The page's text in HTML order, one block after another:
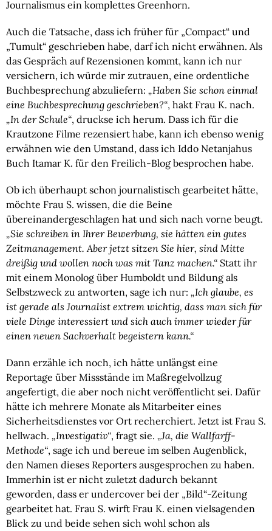
Journalismus ein komplettes Greenhorn.
Auch die Tatsache, dass ich früher für „Compact“ und
„Tumult“ geschrieben habe, darf ich nicht erwähnen. Als
das Gespräch auf Rezensionen kommt, kann ich nur
versichern, ich würde mir zutrauen, eine ordentliche
Buchbesprechung abzuliefern: „Haben Sie schon einmal
eine Buchbesprechung geschrieben?“, hakt Frau K. nach.
„In der Schule“, druckse ich herum. Dass ich für die
Krautzone Filme rezensiert habe, kann ich ebenso wenig
erwähnen wie den Umstand, dass ich Iddo Netanjahus
Buch Itamar K. für den Freilich-Blog besprochen habe.
Ob ich überhaupt schon journalistisch gearbeitet hätte,
möchte Frau S. wissen, die die Beine
übereinandergeschlagen hat und sich nach vorne beugt.
„Sie schreiben in Ihrer Bewerbung, sie hätten ein gutes
Zeitmanagement. Aber jetzt sitzen Sie hier, sind Mitte
dreißig und wollen noch was mit Tanz machen.“ Statt ihr
mit einem Monolog über Humboldt und Bildung als
Selbstzweck zu antworten, sage ich nur: „Ich glaube, es
ist gerade als Journalist extrem wichtig, dass man sich für
viele Dinge interessiert und sich auch immer wieder für
einen neuen Sachverhalt begeistern kann.“
Dann erzähle ich noch, ich hätte unlängst eine
Reportage über Missstände im Maßregelvollzug
angefertigt, die aber noch nicht veröffentlicht sei. Dafür
hätte ich mehrere Monate als Mitarbeiter eines
Sicherheitsdienstes vor Ort recherchiert. Jetzt ist Frau S.
hellwach. „Investigativ“, fragt sie. „Ja, die Wallfarff-
Methode“, sage ich und bereue im selben Augenblick,
den Namen dieses Reporters ausgesprochen zu haben.
Immerhin ist er nicht zuletzt dadurch bekannt
geworden, dass er undercover bei der „Bild“-Zeitung
gearbeitet hat. Frau S. wirft Frau K. einen vielsagenden
Blick zu und beide sehen sich wohl schon als